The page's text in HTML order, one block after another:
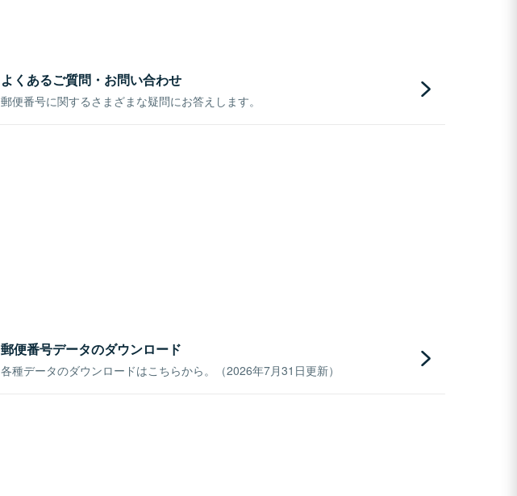
よくあるご質問・お問い合わせ
郵便番号に関するさまざまな疑問にお答えします。
郵便番号データのダウンロード
各種データのダウンロードはこちらから。（2026年7月31日更新）